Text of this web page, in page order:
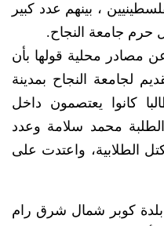
، بينهم عدد كبير
حرم جامعة النجاح.
مصادر محلية قولها بأن
لجامعة النجاح بمدينة
واعتقلت قرابة 20 طالبا كانوا يعتصمون داخل
محمد سلامة وعدد
الطلابية، واعتدت على
بلدة كوبر شمال شرق رام